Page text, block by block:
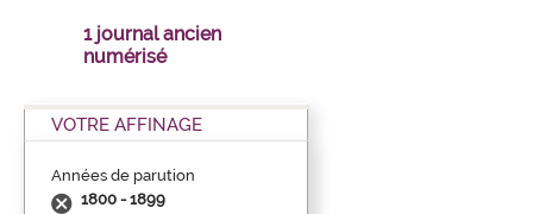
1 journal ancien
numérisé
VOTRE AFFINAGE
Années de parution
1800 - 1899